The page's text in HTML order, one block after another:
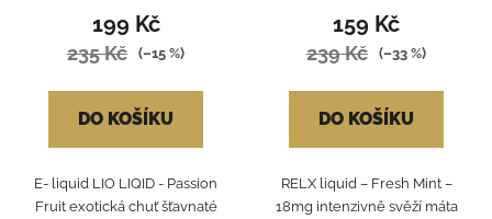
199 Kč
235 Kč (–15 %)
DO KOŠÍKU
E- liquid LIO LIQID - Passion
Fruit exotická chuť šťavnaté
159 Kč
239 Kč (–33 %)
DO KOŠÍKU
RELX liquid – Fresh Mint –
18mg intenzivně svěží máta